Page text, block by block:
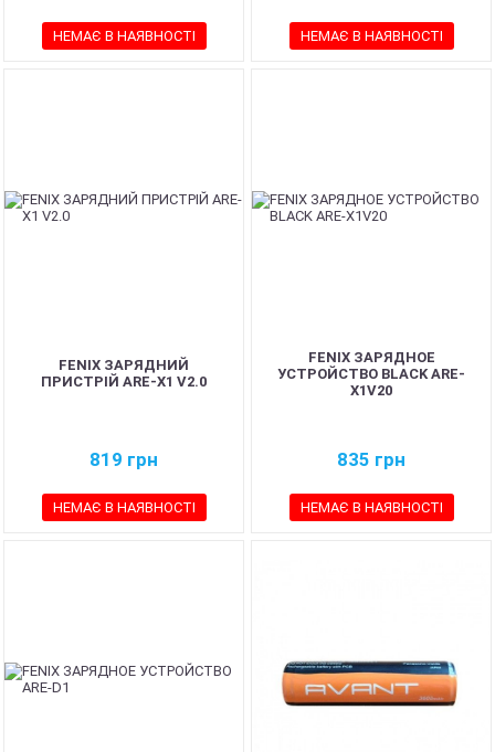
НЕМАЄ В НАЯВНОСТІ НЕМАЄ В НАЯВНОСТІ
FENIX ЗАРЯДНИЙ
ПРИСТРІЙ ARE-X1 V2.0
819 грн
НЕМАЄ В НАЯВНОСТІ
FENIX ЗАРЯДНОЕ
УСТРОЙСТВО BLACK ARE-
X1V20
835 грн
НЕМАЄ В НАЯВНОСТІ